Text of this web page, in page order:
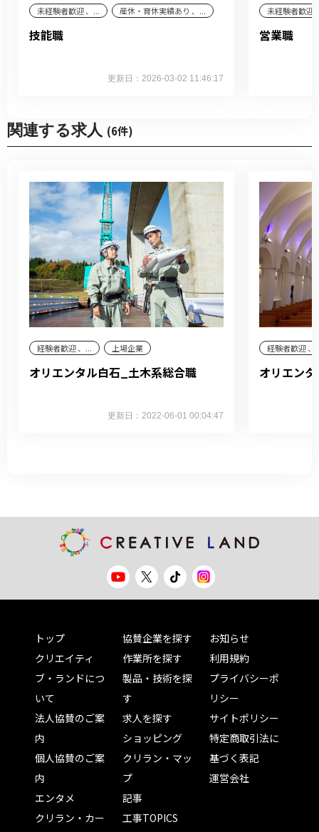
未経験者歓迎 、... 産休・育休実績あり 、...
技能職
更新日：2026-03-02 11:46:17
未経験者歓迎
営業職
関連する求人 (6件)
経験者歓迎 、... 上場企業
オリエンタル白石_土木系総合職
更新日：2022-06-01 00:04:47
経験者歓迎 、
オリエン
トップ
クリエイティ
ブ・ランドにつ
いて
法人協賛のご案
内
個人協賛のご案
内
エンタメ
クリラン・カー
協賛企業を探す
作業所を探す
製品・技術を探
す
求人を探す
ショッピング
クリラン・マッ
プ
記事
工事TOPICS
お知らせ
利用規約
プライバシーポ
リシー
サイトポリシー
特定商取引法に
基づく表記
運営会社